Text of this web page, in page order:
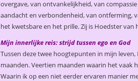
overgave, van ontvankelijkheid, van
aandacht en verbondenheid, van ontferming,
het kwetsbare en het prille. Zij is Hoedster van
Mijn innerlijke reis: strijd tussen ego en God
Tussen deze twee hoogtepunten in mijn leven,
maanden. Veertien maanden waarin het vaak
Waarin ik op een niet eerder ervaren manier